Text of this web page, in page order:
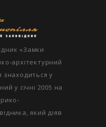
«Замки
архітектурний
знаходиться у
у січні 2005 на
який діяв